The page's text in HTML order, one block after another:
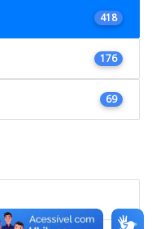
418
176
69